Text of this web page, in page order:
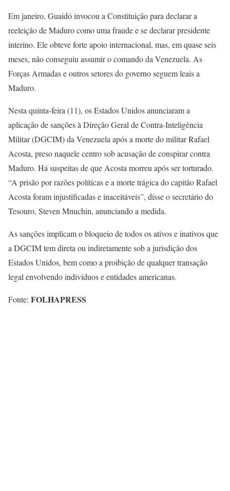
Em janeiro, Guaidó invocou a Constituição para declarar a
reeleição de Maduro como uma fraude e se declarar presidente
interino. Ele obteve forte apoio internacional, mas, em quase seis
meses, não conseguiu assumir o comando da Venezuela. As
Forças Armadas e outros setores do governo seguem leais a
Maduro.
Nesta quinta-feira (11), os Estados Unidos anunciaram a
aplicação de sanções à Direção Geral de Contra-Inteligência
Militar (DGCIM) da Venezuela após a morte do militar Rafael
Acosta, preso naquele centro sob acusação de conspirar contra
Maduro. Há suspeitas de que Acosta morreu após ser torturado.
“A prisão por razões políticas e a morte trágica do capitão Rafael
Acosta foram injustificadas e inaceitáveis”, disse o secretário do
Tesouro, Steven Mnuchin, anunciando a medida.
As sanções implicam o bloqueio de todos os ativos e inativos que
a DGCIM tem direta ou indiretamente sob a jurisdição dos
Estados Unidos, bem como a proibição de qualquer transação
legal envolvendo indivíduos e entidades americanas.
Fonte: FOLHAPRESS